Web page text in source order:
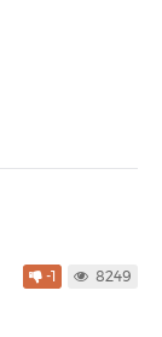
-1 8249